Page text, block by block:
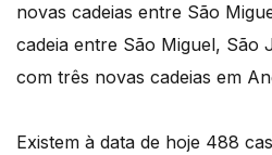
novas cadeias entre São
cadeia entre São Miguel, São
com três novas cadeias em
Existem à data de hoje 488